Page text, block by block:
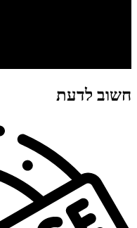
חשוב לדעת